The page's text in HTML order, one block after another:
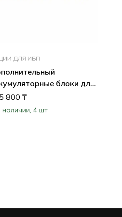
ДЛЯ ИБП
блоки для
CyberPower
800₸
наличии, 4 шт